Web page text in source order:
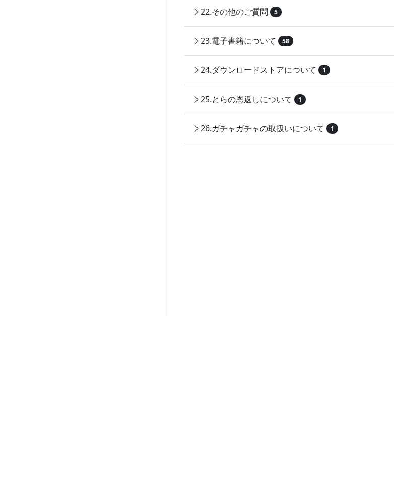
22.その他のご質問 5
23.電子書籍について 58
24.ダウンロードストアについて 1
25.とらの恩返しについて 1
26.ガチャガチャの取扱いについて 1